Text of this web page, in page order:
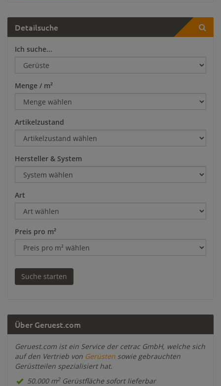
Detailsuche
Ich suche...
Menge / m²
Artikelzustand
Hersteller & System
Art
Preis pro m²
Über Geruest.com
Geruest.com ist ein Service der cetrac GmbH, welche sich
auf den Vertrieb von Gerüsten sowie gebrauchten
Gerüstteilen spezialisiert hat.
50.000 m2Gerüstfläche sofort lieferbar